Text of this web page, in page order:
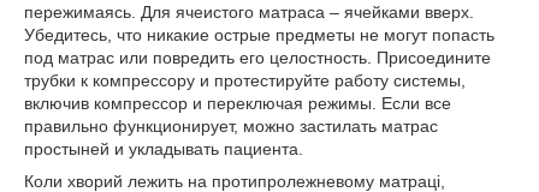
пережимаясь. Для ячеистого матраса – ячейками вверх.
Убедитесь, что никакие острые предметы не могут попасть
под матрас или повредить его целостность. Присоедините
трубки к компрессору и протестируйте работу системы,
включив компрессор и переключая режимы. Если все
правильно функционирует, можно застилать матрас
простыней и укладывать пациента.
Коли хворий лежить на протипролежневому матраці,